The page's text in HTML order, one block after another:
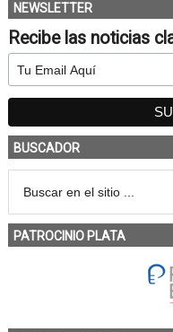
NEWSLETTER
Recibe las noticias
BUSCADOR
PATROCINIO PLATA